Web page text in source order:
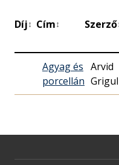
Díj↕ Cím↕ Szerző
Agyag és
porcellán
Arvid